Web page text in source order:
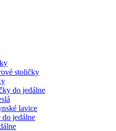
stoličky
do jedálne
lavice
do jedálne